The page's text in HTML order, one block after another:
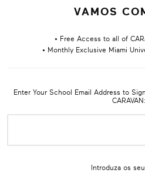
VAMOS
• Free Access to all of
• Monthly Exclusive Miami
Enter Your School Email Address to
CARAVAN:
Introduza os